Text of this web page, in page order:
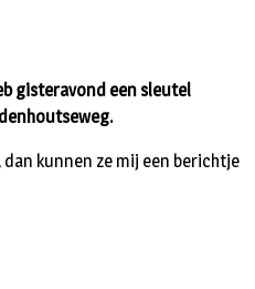
gisteravond een sleutel
kunnen ze mij een berichtje